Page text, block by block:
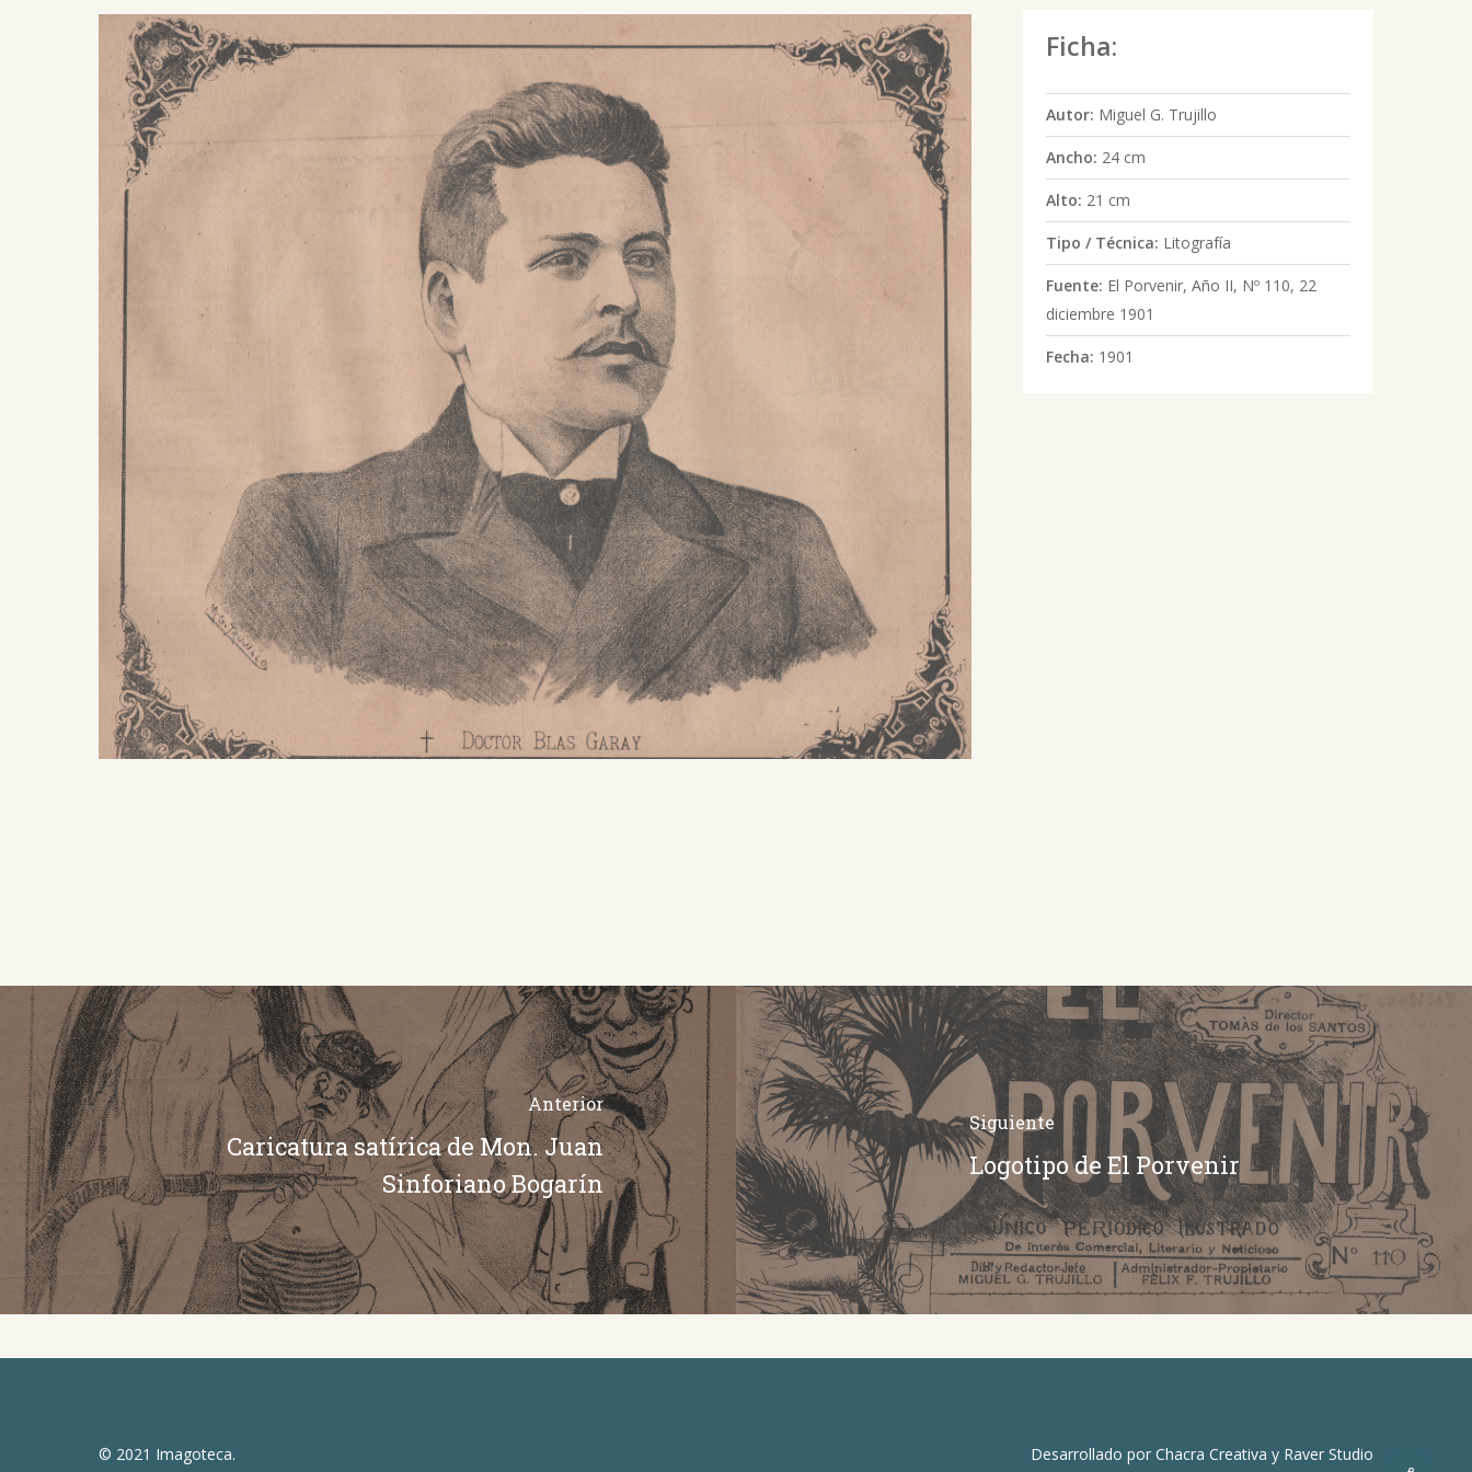
Ficha:
Autor: Miguel G. Trujillo
Ancho: 24 cm
Alto: 21 cm
Tipo / Técnica: Litografía
Fuente: El Porvenir, Año II, Nº 110, 22
diciembre 1901
Fecha: 1901
Anterior
Caricatura satírica de Mon. Juan
Sinforiano Bogarín
Siguiente
Logotipo de El Porvenir
© 2021 Imagoteca. Desarrollado por Chacra Creativa y Raver Studio